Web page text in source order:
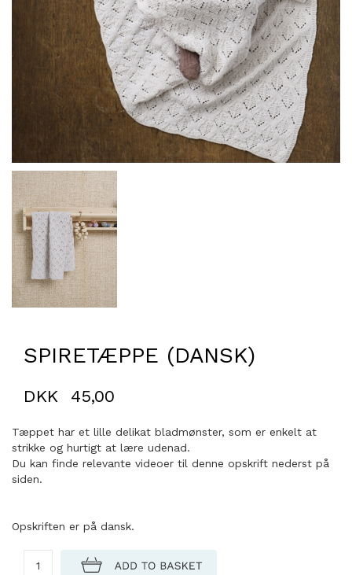
SPIRETÆPPE (DANSK)
DKK 45,00
Tæppet har et lille delikat bladmønster, som er enkelt at
strikke og hurtigt at lære udenad.
Du kan finde relevante videoer til denne opskrift nederst på
siden.
Opskriften er på dansk.